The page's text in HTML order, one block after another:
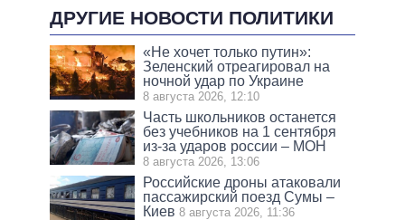
ДРУГИЕ НОВОСТИ ПОЛИТИКИ
«Не хочет только путин»:
Зеленский отреагировал на
ночной удар по Украине
8 августа 2026, 12:10
Часть школьников останется
без учебников на 1 сентября
из-за ударов россии – МОН
8 августа 2026, 13:06
Российские дроны атаковали
пассажирский поезд Сумы –
Киев 8 августа 2026, 11:36